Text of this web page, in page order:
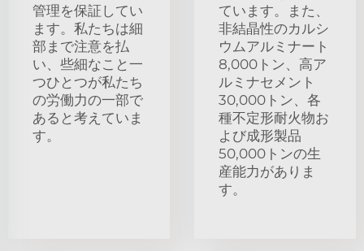
管理を保証してい
ます。私たちは細
部まで注意を払
い、些細なこと一
つひとつが私たち
の労働力の一部で
あると考えていま
す。
ています。また、
非結晶性のカルシ
ウムアルミナート
8,000トン、高ア
ルミナセメント
30,000トン、各
種不定形耐火物お
よび成形製品
50,000トンの生
産能力がありま
す。